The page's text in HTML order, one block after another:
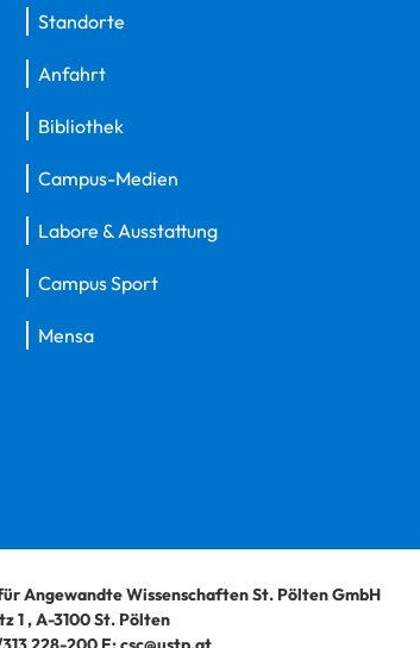
Standorte
Anfahrt
Bibliothek
Campus-Medien
Labore & Ausstattung
Campus Sport
Mensa
Angewandte Wissenschaften St. Pölten GmbH
1,A-3100St. Pölten